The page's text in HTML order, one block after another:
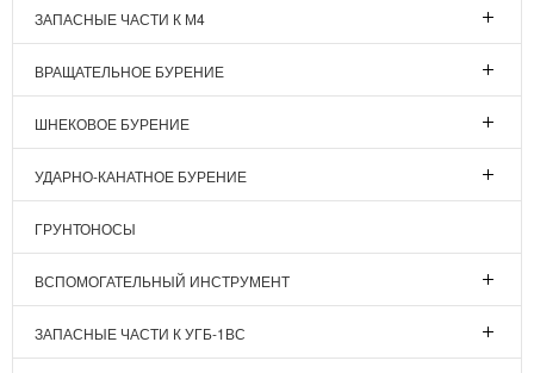
ЗАПАСНЫЕ ЧАСТИ К М4
ВРАЩАТЕЛЬНОЕ БУРЕНИЕ
ШНЕКОВОЕ БУРЕНИЕ
УДАРНО-КАНАТНОЕ БУРЕНИЕ
ГРУНТОНОСЫ
ВСПОМОГАТЕЛЬНЫЙ ИНСТРУМЕНТ
ЗАПАСНЫЕ ЧАСТИ К УГБ-1ВС